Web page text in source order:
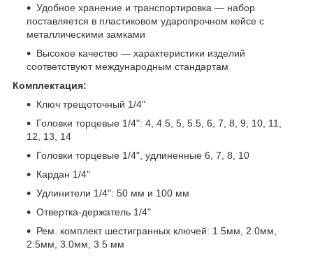
Удобное хранение и транспортировка — набор
поставляется в пластиковом ударопрочном кейсе с
металлическими замками
Высокое качество — характеристики изделий
соответствуют международным стандартам
Комплектация:
Ключ трещоточный 1/4"
Головки торцевые 1/4": 4, 4.5, 5, 5.5, 6, 7, 8, 9, 10, 11,
12, 13, 14
Головки торцевые 1/4", удлиненные 6, 7, 8, 10
Кардан 1/4"
Удлинители 1/4": 50 мм и 100 мм
Отвертка-держатель 1/4"
Рем. комплект шестигранных ключей: 1.5мм, 2.0мм,
2.5мм, 3.0мм, 3.5 мм